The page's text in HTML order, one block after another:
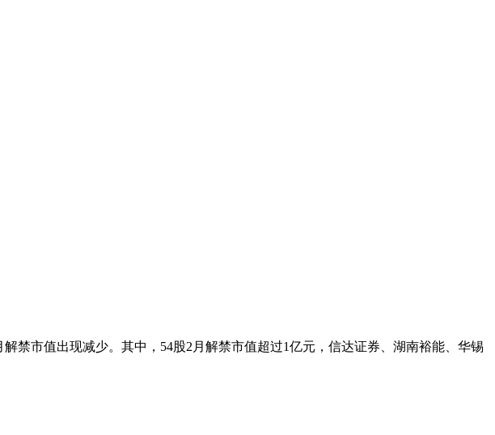
禁市值出现减少。其中，54股2月解禁市值超过1亿元，信达证券、湖南裕能、华锡